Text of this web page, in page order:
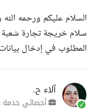
السلام عليكم ورحمه
سلام خريجة تجارة شعبة
المطلوب في إدخال
آلاء ح.
أخصائي خدمة